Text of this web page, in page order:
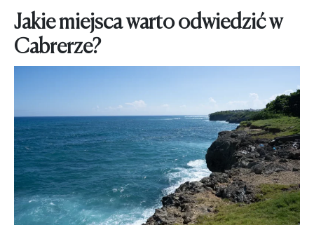
Jakie miejsca warto odwiedzić w
Cabrerze?